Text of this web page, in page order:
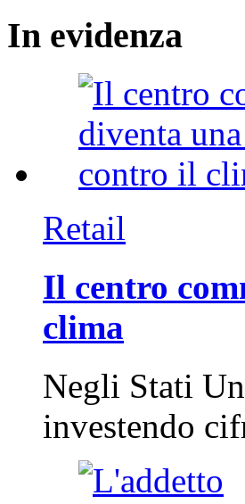
In evidenza
Retail
Il centro
clima
Negli Stati
investendo